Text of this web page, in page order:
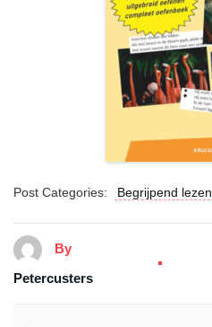
Post Categories: Begrijpend lezen
By
Petercusters